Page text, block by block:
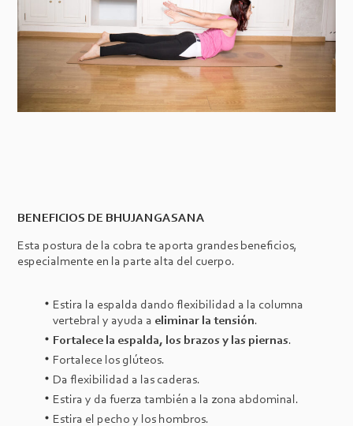
BENEFICIOS DE BHUJANGASANA
Esta postura de la cobra te aporta grandes beneficios,
especialmente en la parte alta del cuerpo.
Estira la espalda dando flexibilidad a la columna
vertebral y ayuda a eliminar la tensión.
Fortalece la espalda, los brazos y las piernas.
Fortalece los glúteos.
Da flexibilidad a las caderas.
Estira y da fuerza también a la zona abdominal.
Estira el pecho y los hombros.